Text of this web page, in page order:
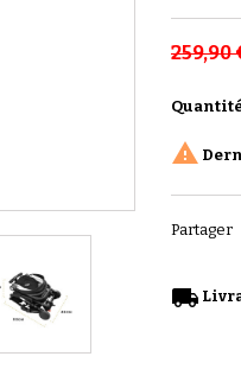
259,90

Partager
local_shipping